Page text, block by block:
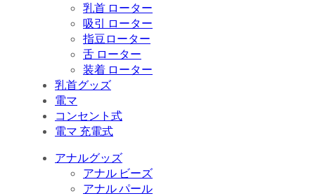
乳首 ローター
吸引 ローター
指豆ローター
舌 ローター
装着 ローター
乳首グッズ
電マ
コンセント式
電マ 充電式
アナルグッズ
アナル ビーズ
アナル パール